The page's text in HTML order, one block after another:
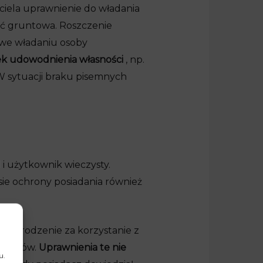
uprawnienie do władania
gruntowa. Roszczenie
władaniu osoby
udowodnienia własności, np.
sytuacji braku pisemnych
użytkownik wieczysty.
ochrony posiadania również
za korzystanie z
Uprawnienia te nie